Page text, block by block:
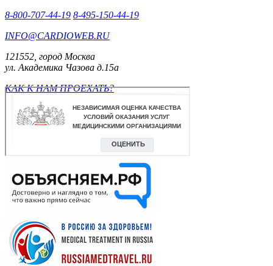
8-800-707-44-19 8-495-150-44-19
INFO@CARDIOWEB.RU
121552, город Москва
ул. Академика Чазова д.15а
КАК К НАМ ПРОЕХАТЬ?